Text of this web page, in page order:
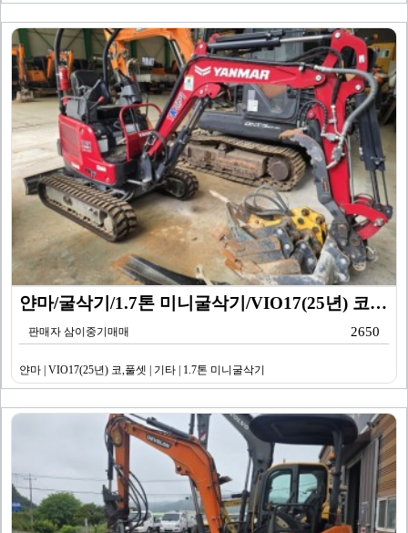
얀마/굴삭기/1.7톤 미니굴삭기/VIO17(25년) 코…
판매자 삼이중기매매 2650
얀마 | VIO17(25년) 코,풀셋 | 기타 | 1.7톤 미니굴삭기